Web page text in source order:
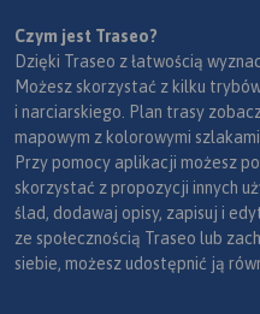
Czym jest Traseo?
Dzięki Traseo z łatwością
Możesz skorzystać z kilku
i narciarskiego. Plan trasy
mapowym z kolorowymi
Przy pomocy aplikacji możesz
skorzystać z propozycji innych
ślad, dodawaj opisy, zapisuj i
ze społecznością Traseo lub
siebie, możesz udostępnić ją